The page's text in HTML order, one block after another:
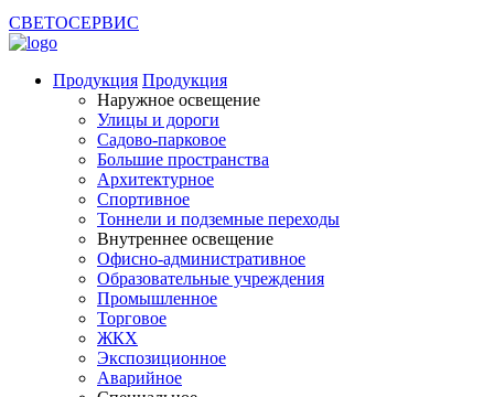
СВЕТОСЕРВИС
Продукция Продукция
Наружное освещение
Улицы и дороги
Садово-парковое
Большие пространства
Архитектурное
Спортивное
Тоннели и подземные переходы
Внутреннее освещение
Офисно-административное
Образовательные учреждения
Промышленное
Торговое
ЖКХ
Экспозиционное
Аварийное